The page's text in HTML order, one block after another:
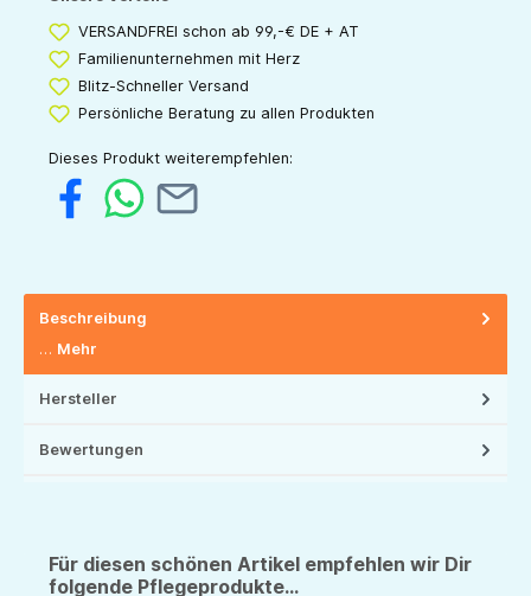
VERSANDFREI schon ab 99,-€ DE + AT
Familienunternehmen mit Herz
Blitz-Schneller Versand
Persönliche Beratung zu allen Produkten
Dieses Produkt weiterempfehlen:
Beschreibung
… Mehr
Hersteller
Bewertungen
Für diesen schönen Artikel empfehlen wir Dir
folgende Pflegeprodukte...